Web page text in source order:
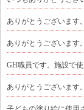
ありがとうございます
ありがとうございます
GH職員です。施設で
ありがとうございます